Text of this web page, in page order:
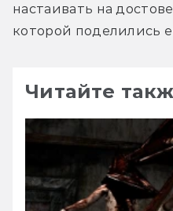
настаивать на
которой поделились
Читайте